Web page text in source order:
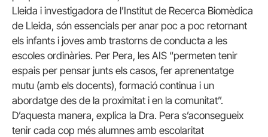
Lleida i investigadora de l’Institut de Recerca Biomèdica
de Lleida, són essencials per anar poc a poc retornant
els infants i joves amb trastorns de conducta a les
escoles ordinàries. Per Pera, les AIS “permeten tenir
espais per pensar junts els casos, fer aprenentatge
mutu (amb els docents), formació continua i un
abordatge des de la proximitat i en la comunitat”.
D’aquesta manera, explica la Dra. Pera s’aconsegueix
tenir cada cop més alumnes amb escolaritat